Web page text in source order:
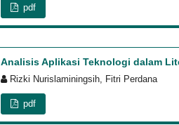
pdf
Analisis Aplikasi Teknologi dalam
Rizki Nurislaminingsih, Fitri Perdana
pdf